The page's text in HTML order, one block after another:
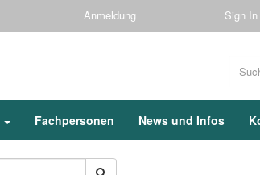
Anmeldung Sign In
Fachpersonen News und Infos